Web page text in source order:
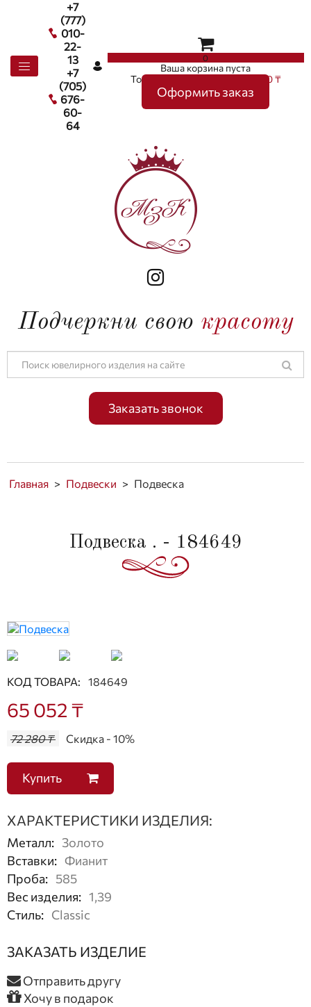
+7
(777)
010-
22-
13
+7
(705)
676-
60-
64
0
Ваша корзина пуста
Товаров в корзине
на сумму0 ₸
Оформить заказ
Подчеркни свою красоту
Заказать звонок
Главная > Подвески > Подвеска
Подвеска . - 184649
КОД ТОВАРА: 184649
65 052 ₸
72 280 ₸ Скидка - 10%
Купить
ХАРАКТЕРИСТИКИ ИЗДЕЛИЯ:
Металл: Золото
Вставки: Фианит
Проба: 585
Вес изделия: 1,39
Стиль: Classic
ЗАКАЗАТЬ ИЗДЕЛИЕ
Отправить другу
Хочу в подарок